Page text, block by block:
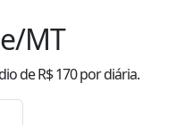
MT
de R$170por diária.